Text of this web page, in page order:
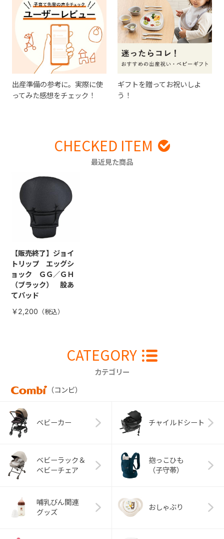
出産準備の参考に。実際に使
ってみた感想をチェック！
ギフトを贈ってお祝いしよ
う！
CHECKED ITEM
最近見た商品
【販売終了】ジョイ
トリップ エッグシ
ョック ＧＧ／ＧＨ
（ブラック） 股あ
てパッド
￥2,200
CATEGORY
カテゴリー
（コンビ）
ベビーカー チャイルドシート
ベビーラック＆
ベビーチェア
抱っこひも
（子守帯）
哺乳びん関連
グッズ
おしゃぶり